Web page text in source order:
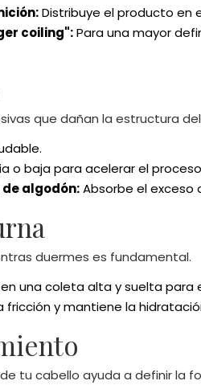
Distribuye el producto en
coiling":Para una mayor
que dañan la estructura del
o baja para acelerar el
algodón:Absorbe el exceso
duermes es fundamental.
una coleta alta y suelta para
fricción y mantiene la
tu cabello ayuda a definir la